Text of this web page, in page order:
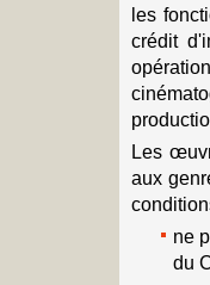
les
crédit
Les
aux
ne
du